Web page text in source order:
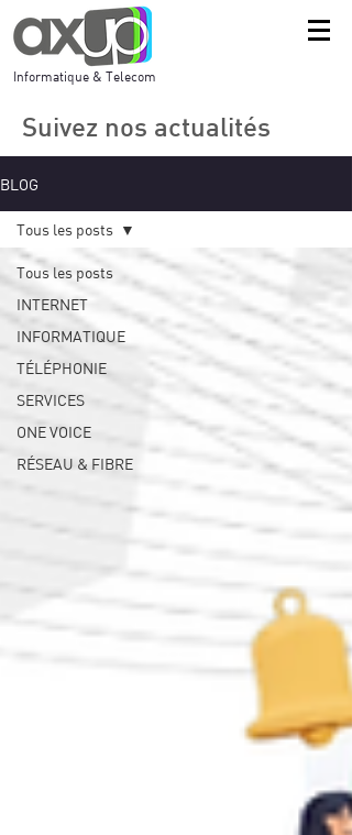
Informatique & Telecom
Suivez nos actualités
BLOG
Tous les posts
INTERNET
INFORMATIQUE
TÉLÉPHONIE
SERVICES
ONE VOICE
RÉSEAU & FIBRE
Tous les posts